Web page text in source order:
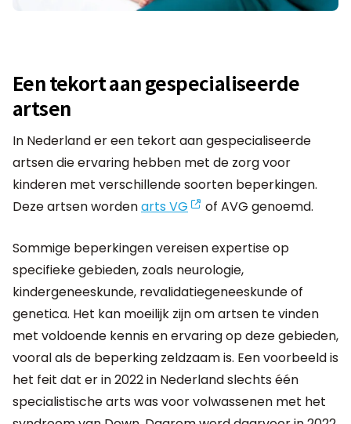
Een tekort aan gespecialiseerde
artsen
In Nederland er een tekort aan gespecialiseerde
artsen die ervaring hebben met de zorg voor
kinderen met verschillende soorten beperkingen.
Deze artsen wordenarts VG of AVG genoemd.
Sommige beperkingen vereisen expertise op
specifieke gebieden, zoals neurologie,
kindergeneeskunde, revalidatiegeneeskunde of
genetica. Het kan moeilijk zijn om artsen te vinden
met voldoende kennis en ervaring op deze gebieden,
vooral als de beperking zeldzaam is. Een voorbeeld is
het feit dat er in 2022 in Nederland slechts één
specialistische arts was voor volwassenen met het